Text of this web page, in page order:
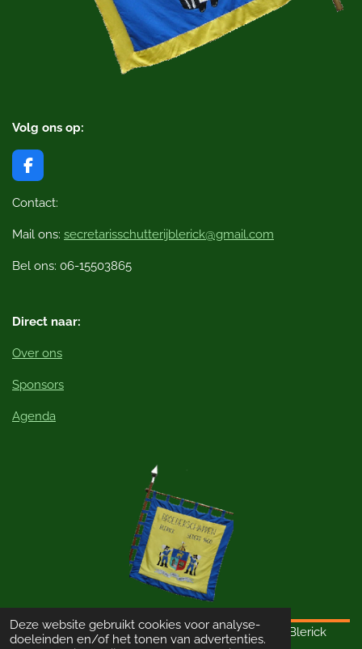
Deze website gebruikt cookies voor analyse-
doeleinden en/of het tonen van advertenties.
Volg ons op:
F
a
c
b
o
k
Contact:
Mail ons: secretarisschutterijblerick@gmail.com
Bel ons: 06-15503865
Direct naar:
Over ons
Sponsors
Agenda
© 2023 - 2026 Schutterij Sint Thomas van Aquino Blerick